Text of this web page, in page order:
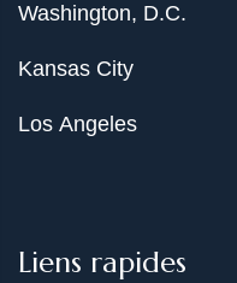
Washington, D.C.
Kansas City
Los Angeles
Liens rapides